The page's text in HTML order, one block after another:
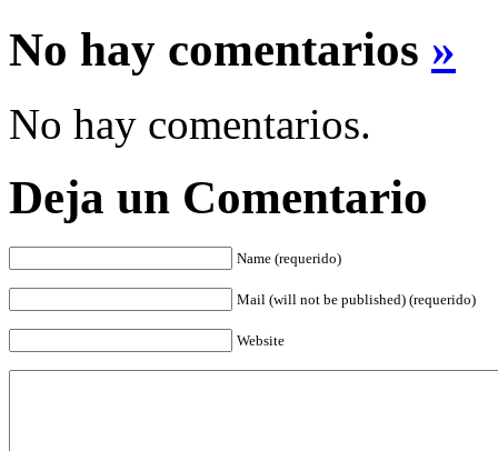
No hay comentarios »
No hay comentarios.
Deja un Comentario
Name (requerido)
Mail (will not be published) (requerido)
Website